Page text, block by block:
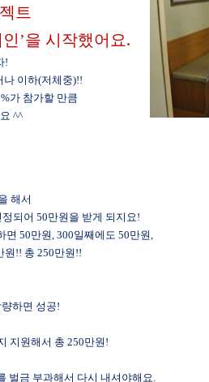
트
’을 시작했어요.
!
나 이하(저체중)!!
가 참가할 만큼
^^
해서
되어 50만원을 받게 되지요!
면 50만원, 300일째에도 50만원,
원 !! 총 250만원 !!
하면 성공!
지원해서 총 250만원 !
벌금 부과해서 다시 내셔야해요.